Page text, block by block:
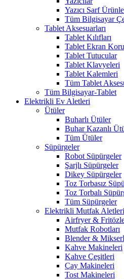
Yazıcı Sarf
Tüm Bilgisayar
Tablet Aksesuarları
Tablet Kılıfları
Tablet Ekran
Tablet Tutucular
Tablet Klavyeleri
Tablet Kalemleri
Tüm Tablet
Tüm Bilgisayar-Tablet
Elektrikli Ev Aletleri
Ütüler
Buharlı Ütüler
Buhar Kazanlı
Tüm Ütüler
Süpürgeler
Robot Süpürgeler
Şarjlı Süpürgeler
Dikey Süpürgeler
Toz Torbasız
Toz Torbalı
Tüm Süpürgeler
Elektrikli Mutfak Aletleri
Airfryer &
Mutfak Robotları
Blender &
Kahve Makineleri
Kahve Çeşitleri
Çay Makineleri
Tost Makineleri